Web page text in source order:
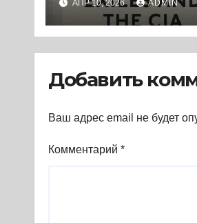
холодной
ЦРУ: Заговоры с
России (2019) *
АПР 10, 2026 ADMIN
Добавить
Ваш адрес email не будет
Комментарий *